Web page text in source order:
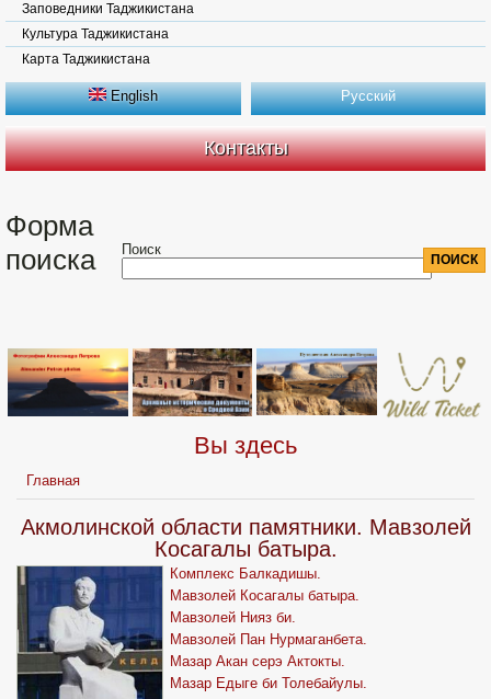
Заповедники Таджикистана
Культура Таджикистана
Карта Таджикистана
English Русский
Контакты
Форма
поиска
Поиск
Вы здесь
Главная
Акмолинской области памятники. Мавзолей
Косагалы батыра.
Комплекс Балкадишы.
Мавзолей Косагалы батыра.
Мавзолей Нияз би.
Мавзолей Пан Нурмаганбета.
Мазар Акан серэ Актокты.
Мазар Едыге би Толебайулы.